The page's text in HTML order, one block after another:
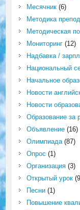
Месячник(6)
Методика
Методическая
Мониторинг(12)
Надбавка /
Национальный
Начальное
Новости
Новости
Образование за
Объявление(16)
Олимпиада(87)
Опрос (1)
Организация(3)
Открытый урок
Песни(1)
Повышение